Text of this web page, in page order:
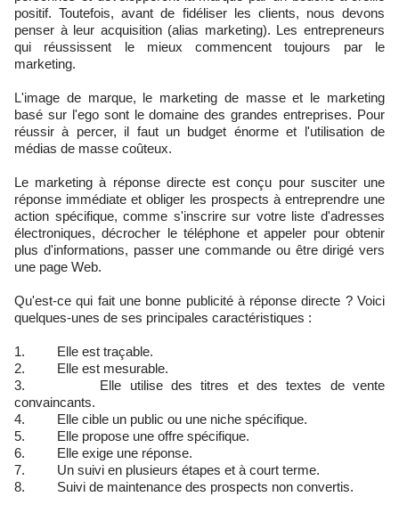
positif. Toutefois, avant de fidéliser les clients, nous devons
penser à leur acquisition (alias marketing). Les entrepreneurs
qui réussissent le mieux commencent toujours par le
marketing.
L'image de marque, le marketing de masse et le marketing
basé sur l'ego sont le domaine des grandes entreprises. Pour
réussir à percer, il faut un budget énorme et l'utilisation de
médias de masse coûteux.
Le marketing à réponse directe est conçu pour susciter une
réponse immédiate et obliger les prospects à entreprendre une
action spécifique, comme s'inscrire sur votre liste d'adresses
électroniques, décrocher le téléphone et appeler pour obtenir
plus d'informations, passer une commande ou être dirigé vers
une page Web.
Qu'est-ce qui fait une bonne publicité à réponse directe ? Voici
quelques-unes de ses principales caractéristiques :
1. Elle est traçable.
2. Elle est mesurable.
3. Elle utilise des titres et des textes de vente
convaincants.
4. Elle cible un public ou une niche spécifique.
5. Elle propose une offre spécifique.
6. Elle exige une réponse.
7. Un suivi en plusieurs étapes et à court terme.
8. Suivi de maintenance des prospects non convertis.